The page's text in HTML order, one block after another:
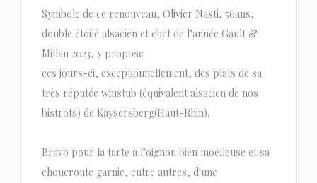
Symbole de ce renouveau, Olivier Nasti, 56ans,
double étoilé alsacien et chef de l’année Gault &
Millau 2023, y propose
ces jours-ci, exceptionnellement, des plats de sa
très réputée winstub (équivalent alsacien de nos
bistrots) de Kaysersberg(Haut-Rhin).
Bravo pour la tarte à l’oignon bien moelleuse et sa
choucroute garnie, entre autres, d'une